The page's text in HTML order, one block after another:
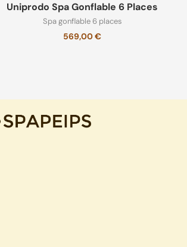
Uniprodo Spa Gonflable 6 Places
Spa gonflable 6 places
569,00€